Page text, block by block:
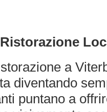
a
diventando
puntano a